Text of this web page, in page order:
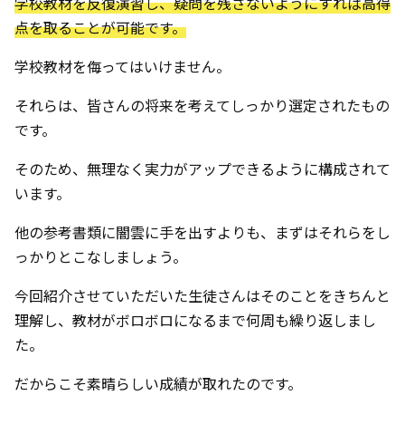
点を取ることが可能です。
学校教材を侮ってはいけません。
それらは、皆さんの将来を考えてしっかり選定されたもの
です。
そのため、無理なく実力がアップできるように構成されて
います。
他の参考書類に闇雲に手を出すよりも、まずはそれらをし
っかりとこなしましょう。
今回紹介させていただいた生徒さんはそのことをきちんと
理解し、教材がボロボロになるまで何周も繰り返しまし
た。
だからこそ素晴らしい成績が取れたのです。